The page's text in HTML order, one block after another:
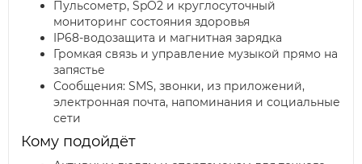
Пульсометр, SpO2 и круглосуточный
мониторинг состояния здоровья
IP68-водозащита и магнитная зарядка
Громкая связь и управление музыкой прямо на
запястье
Сообщения: SMS, звонки, из приложений,
электронная почта, напоминания и социальные
сети
Кому подойдёт